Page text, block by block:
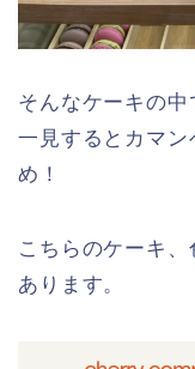
そんなケーキの中
一見するとカマ
め！
こちらのケーキ
あります。